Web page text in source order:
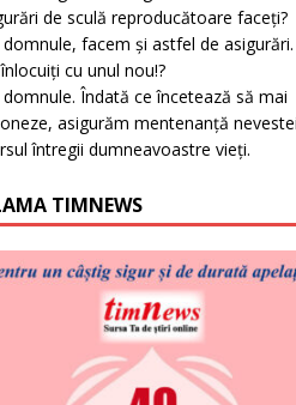
de sculă reproducătoare faceți?
facem și astfel de asigurări.
cu unul nou!?
Îndată ce încetează să mai
asigurăm mentenanță
întregii dumneavoastre vieți.
TIMNEWS